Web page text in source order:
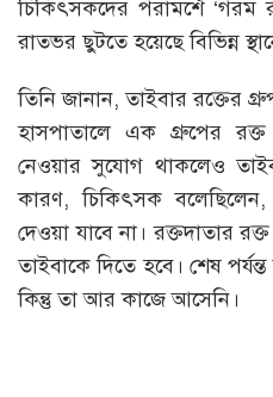
চিকিৎসকদের পরামর্শে ‘গরম
রাতভর ছুটতে হয়েছে বিভিন্ন
তিনি জানান, তাইবার রক্তের
হাসপাতালে এক গ্রুপের
নেওয়ার সুযোগ থাকলেও
কারণ, চিকিৎসক
দেওয়া যাবে না। রক্তদাতার
তাইবাকে দিতে হবে। শেষ
কিন্তু তা আর কাজে আসেনি।